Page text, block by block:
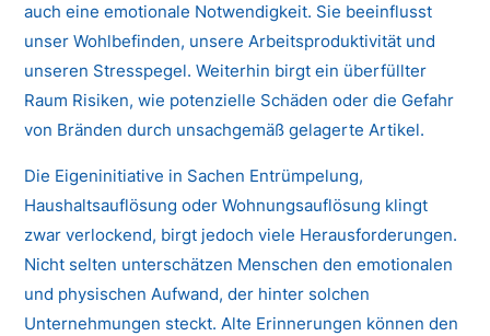
auch eine emotionale Notwendigkeit. Sie beeinflusst
unser Wohlbefinden, unsere Arbeitsproduktivität und
unseren Stresspegel. Weiterhin birgt ein überfüllter
Raum Risiken, wie potenzielle Schäden oder die Gefahr
von Bränden durch unsachgemäß gelagerte Artikel.
Die Eigeninitiative in Sachen Entrümpelung,
Haushaltsauflösung oder Wohnungsauflösung klingt
zwar verlockend, birgt jedoch viele Herausforderungen.
Nicht selten unterschätzen Menschen den emotionalen
und physischen Aufwand, der hinter solchen
Unternehmungen steckt. Alte Erinnerungen können den